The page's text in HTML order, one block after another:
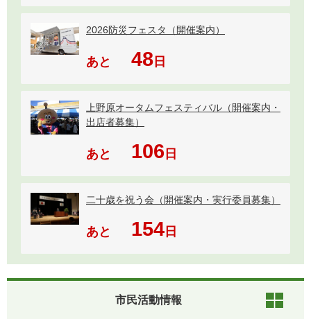
2026防災フェスタ（開催案内）
あと 48日
上野原オータムフェスティバル（開催案内・
出店者募集）
あと 106 日
二十歳を祝う会（開催案内・実行委員募集）
あと 154日
市民活動情報